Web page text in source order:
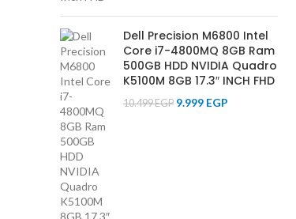
Dell Precision M6800 Intel
Core i7-4800MQ 8GB Ram
500GB HDD NVIDIA Quadro
K5100M 8GB 17.3″ INCH FHD
10.499EGP 9.999 EGP